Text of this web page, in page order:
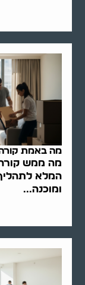
מה באמת קורה
מה ממש קורה
המלא
ומוכנה...